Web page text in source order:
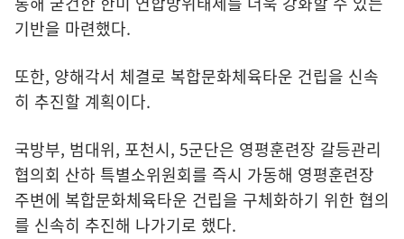
기반을 마련했다.
또한, 양해각서 체결로 복합문화체육타운 건립을 신속
히 추진할 계획이다.
국방부, 범대위, 포천시, 5군단은 영평훈련장 갈등관리
협의회 산하 특별소위원회를 즉시 가동해 영평훈련장
주변에 복합문화체육타운 건립을 구체화하기 위한 협의
를 신속히 추진해 나가기로 했다.